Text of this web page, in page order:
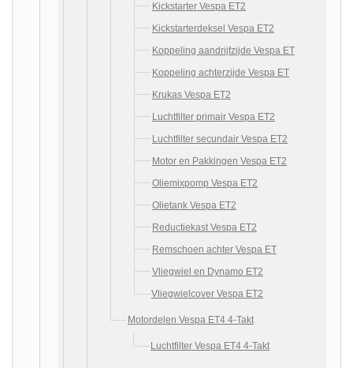
Kickstarter Vespa ET2
Kickstarterdeksel Vespa ET2
Koppeling aandrijfzijde Vespa ET
Koppeling achterzijde Vespa ET
Krukas Vespa ET2
Luchtfilter primair Vespa ET2
Luchtfilter secundair Vespa ET2
Motor en Pakkingen Vespa ET2
Oliemixpomp Vespa ET2
Olietank Vespa ET2
Reductiekast Vespa ET2
Remschoen achter Vespa ET
Vliegwiel en Dynamo ET2
Vliegwielcover Vespa ET2
Motordelen Vespa ET4 4-Takt
Luchtfilter Vespa ET4 4-Takt